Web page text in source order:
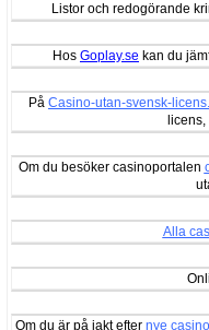
Listor och redogörande
Hos Goplay.se kan du
På Casino-utan-svensk-
Om du besöker casinoportalen
Alla
Om du är på jakt efter nye